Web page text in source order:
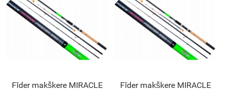
Fīder makškere MIRACLE
Fīder makškere MIRACLE